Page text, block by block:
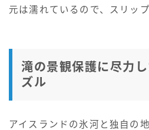
元は濡れているので、スリッ
滝の景観保護に尽力
ズル
アイスランドの氷河と独自の